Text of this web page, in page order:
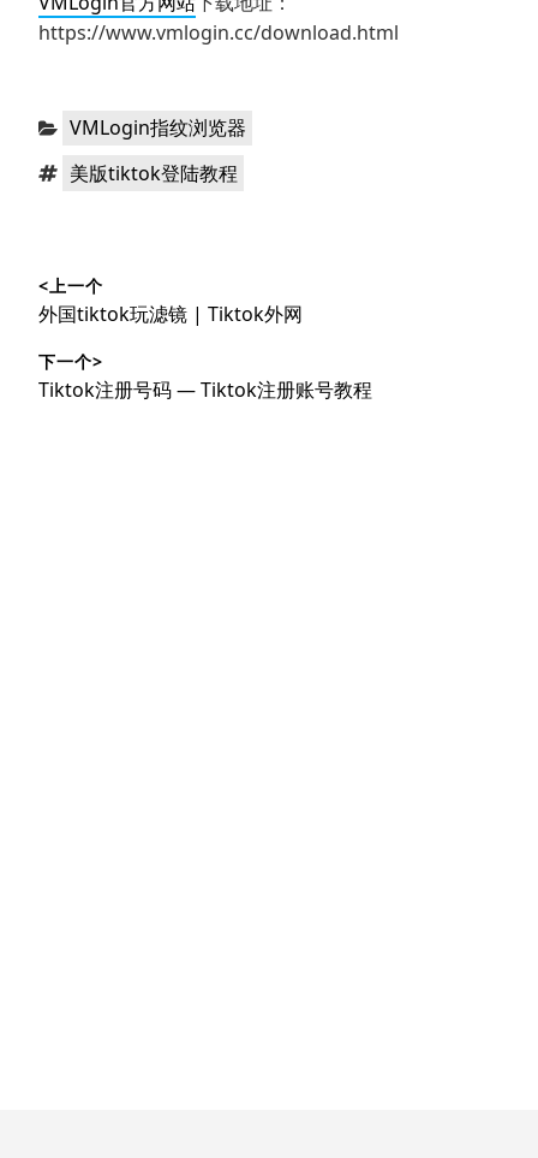
https://www.vmlogin.cc/download.html
分 VMLogin指纹浏览器
标 美版tiktok登陆教程
章
导
航
<上一个
上
文
章：
外国tiktok玩滤镜 | Tiktok外网
下一个>
下
Tiktok注册号码 — Tiktok注册账号教程